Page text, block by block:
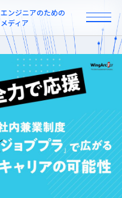
エンジニアのための
メディア